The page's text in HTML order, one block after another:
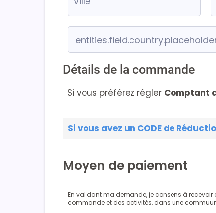
Détails de la commande
Si vous préférez régler Comptant
Si vous avez un CODE de
Moyen de paiement
En validant ma demande, je consens à
commande et des activités, dans une